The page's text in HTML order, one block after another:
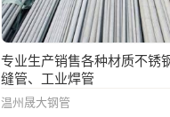
专业生产销售各种材质不锈
缝管、工业焊管
温州晟大钢管